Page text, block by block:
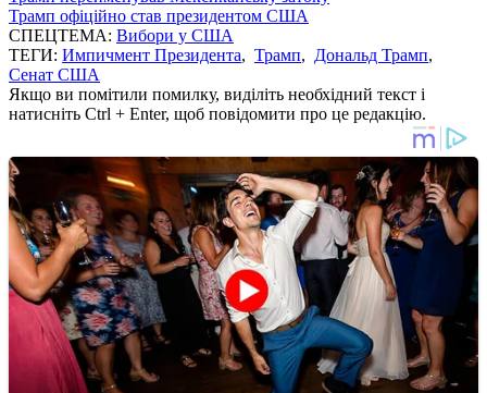
Трамп офіційно став президентом США
СПЕЦТЕМА: Вибори у США
ТЕГИ: Импичмент Президента, Трамп, Дональд Трамп,
Сенат США
Якщо ви помітили помилку, виділіть необхідний текст і
натисніть Ctrl + Enter, щоб повідомити про це редакцію.